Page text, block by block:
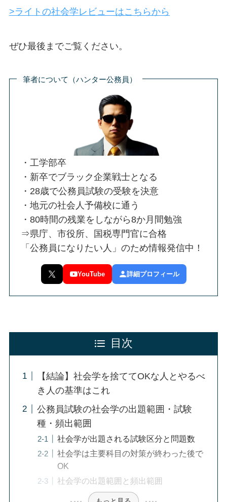
>ライトの社会学レビューはこちらから
ぜひ最後までご覧ください。
筆者について（ハンター公務員）
・工学部卒
・新卒でブラック企業戦士となる
・28歳で公務員試験の受験を決意
・地元の社会人予備校に通う
・80時間の残業をしながら8か月間勉強
⇒県庁、市役所、国税専門官に合格
「公務員になりたい人」のため情報発信中！
YouTube 詳細プロフィール
目次
【結論】社会学を捨ててOKな人とやるべ
き人の基準はこれ
公務員試験の社会学の出題範囲・試験
種・頻出範囲
社会学が出題される試験区分と問題数
社会学は主要科目の対策が終わった後で
OK
社会学の出題範囲と頻出範囲